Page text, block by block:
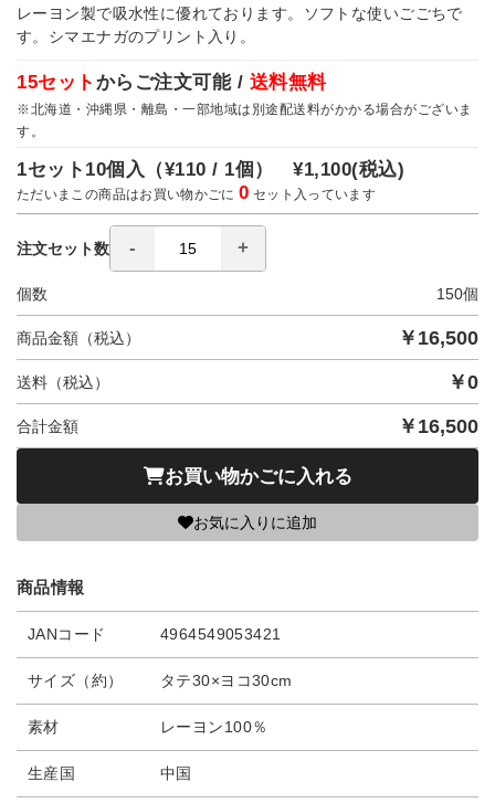
レーヨン製で吸水性に優れております。ソフトな使いごごちで
す。シマエナガのプリント入り。
15セット からご注文可能 / 送料無料
※北海道・沖縄県・離島・一部地域は別途配送料がかかる場合がございま
す。
1セット10個入（¥110 / 1個）¥1,100(税込)
ただいまこの商品はお買い物かごに0 セット入っています
注文セット数
個数 150個
商品金額（税込） ￥ 16,500
送料（税込） ￥0
合計金額 ￥ 16,500
お買い物かごに入れる
お気に入りに追加
商品情報
JANコード 4964549053421
サイズ（約） タテ30×ヨコ30cm
素材 レーヨン100％
生産国 中国